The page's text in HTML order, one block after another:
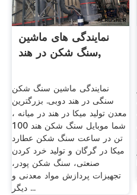
نمایندگی های ماشین
سنگ شکن در هند,
نمایندگی ماشین سنگ شکن
سنگی در هند دوبی. بزرگترین
معدن تولید میکا در هند در میانه ،
شما موبایل سنگ شکن هند 100
تن در ساعت سنگ شکن عطارد
میکا در گرگان و تولید خرد کردن
صنعتی، سنگ شکن پودر،
تجهیزات پردازش مواد معدنی و
دیگر ...